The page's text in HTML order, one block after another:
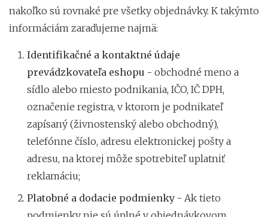
nakoľko sú rovnaké pre všetky objednávky. K takýmto
informáciám zaraďujeme najmä:
Identifikačné a kontaktné údaje
prevádzkovateľa eshopu - obchodné meno a
sídlo alebo miesto podnikania, IČO, IČ DPH,
označenie registra, v ktorom je podnikateľ
zapísaný (živnostenský alebo obchodný),
telefónne číslo, adresu elektronickej pošty a
adresu, na ktorej môže spotrebiteľ uplatniť
reklamáciu;
Platobné a dodacie podmienky - Ak tieto